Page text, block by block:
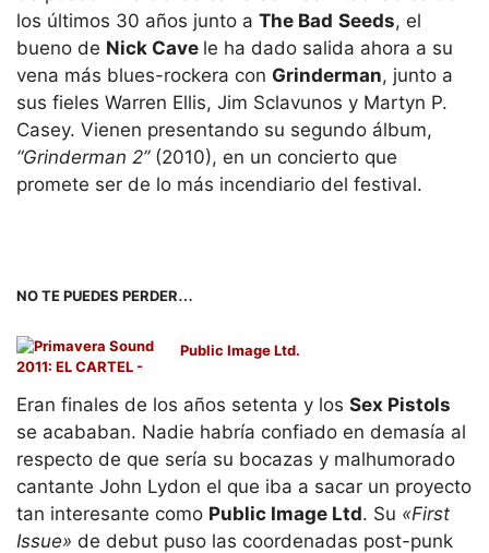
los últimos 30 años junto a The Bad Seeds, el
bueno de Nick Cave le ha dado salida ahora a su
vena más blues-rockera con Grinderman, junto a
sus fieles Warren Ellis, Jim Sclavunos y Martyn P.
Casey. Vienen presentando su segundo álbum,
“Grinderman 2”(2010), en un concierto que
promete ser de lo más incendiario del festival.
NO TE PUEDES PERDER…
Public Image Ltd.
Eran finales de los años setenta y los Sex Pistols
se acababan. Nadie habría confiado en demasía al
respecto de que sería su bocazas y malhumorado
cantante John Lydon el que iba a sacar un proyecto
tan interesante como Public Image Ltd. Su «First
Issue» de debut puso las coordenadas post-punk